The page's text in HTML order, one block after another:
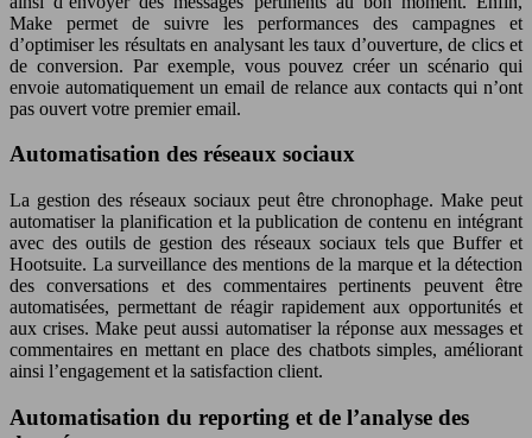
Make permet de suivre les performances des campagnes et
d’optimiser les résultats en analysant les taux d’ouverture, de clics et
de conversion. Par exemple, vous pouvez créer un scénario qui
envoie automatiquement un email de relance aux contacts qui n’ont
pas ouvert votre premier email.
Automatisation des réseaux sociaux
La gestion des réseaux sociaux peut être chronophage. Make peut
automatiser la planification et la publication de contenu en intégrant
avec des outils de gestion des réseaux sociaux tels que Buffer et
Hootsuite. La surveillance des mentions de la marque et la détection
des conversations et des commentaires pertinents peuvent être
automatisées, permettant de réagir rapidement aux opportunités et
aux crises. Make peut aussi automatiser la réponse aux messages et
commentaires en mettant en place des chatbots simples, améliorant
ainsi l’engagement et la satisfaction client.
Automatisation du reporting et de l’analyse des